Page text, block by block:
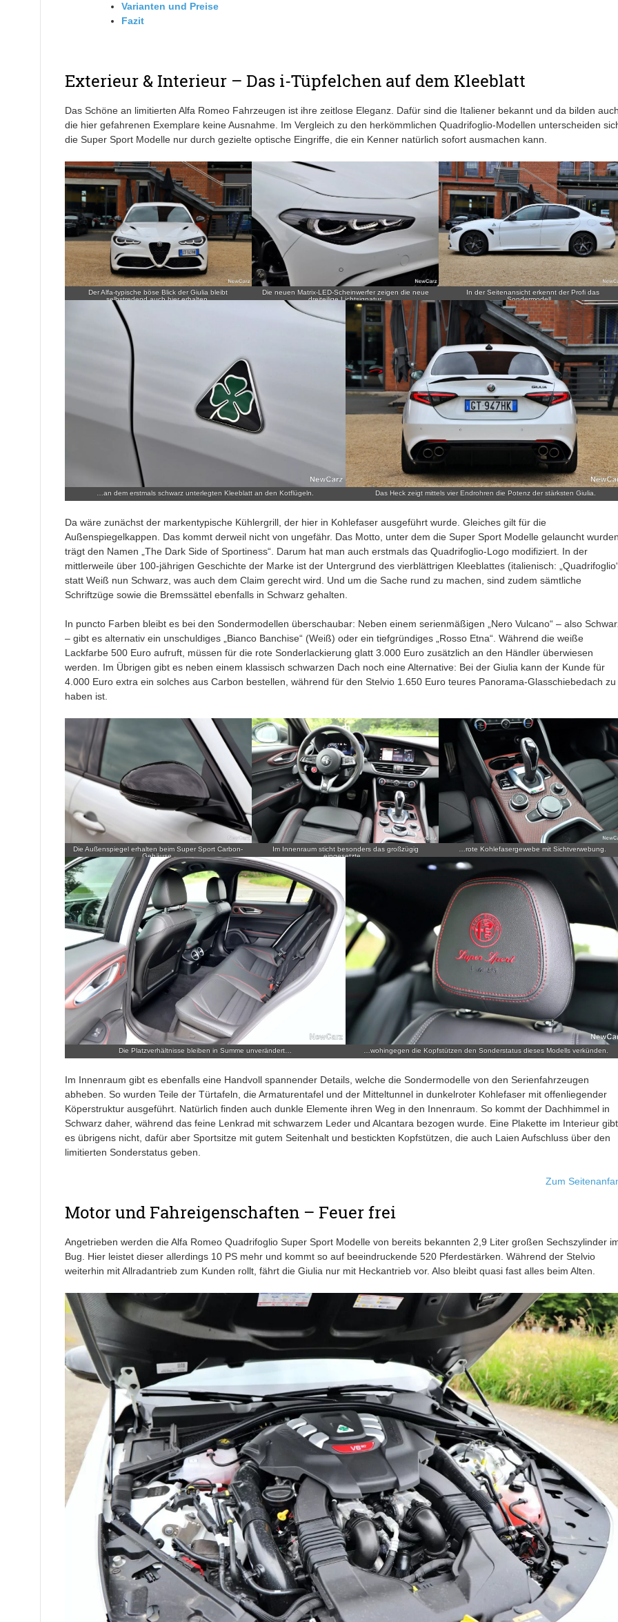
Varianten und Preise
Fazit
Exterieur & Interieur – Das i-Tüpfelchen auf dem Kleeblatt
Das Schöne an limitierten Alfa Romeo Fahrzeugen ist ihre zeitlose Eleganz. Dafür sind die Italiener bekannt und da bilden
die hier gefahrenen Exemplare keine Ausnahme. Im Vergleich zu den herkömmlichen Quadrifoglio-Modellen unterscheiden
die Super Sport Modelle nur durch gezielte optische Eingriffe, die ein Kenner natürlich sofort ausmachen kann.
Der Alfa-typische böse Blick der Giulia bleibt
selbstredend auch hier erhalten.
Die neuen Matrix-LED-Scheinwerfer zeigen die neue
dreiteilige Lichtsignatur.
In der Seitenansicht erkennt der Profi das
Sondermodell…
…an dem erstmals schwarz unterlegten Kleeblatt an den Kotflügeln. Das Heck zeigt mittels vier Endrohren die Potenz der stärksten Giulia.
Da wäre zunächst der markentypische Kühlergrill, der hier in Kohlefaser ausgeführt wurde. Gleiches gilt für die
Außenspiegelkappen. Das kommt derweil nicht von ungefähr. Das Motto, unter dem die Super Sport Modelle gelauncht
trägt den Namen „The Dark Side of Sportiness“. Darum hat man auch erstmals das Quadrifoglio-Logo modifiziert. In der
mittlerweile über 100-jährigen Geschichte der Marke ist der Untergrund des vierblättrigen Kleeblattes (italienisch:
statt Weiß nun Schwarz, was auch dem Claim gerecht wird. Und um die Sache rund zu machen, sind zudem sämtliche
Schriftzüge sowie die Bremssättel ebenfalls in Schwarz gehalten.
In puncto Farben bleibt es bei den Sondermodellen überschaubar: Neben einem serienmäßigen „Nero Vulcano“ – also
– gibt es alternativ ein unschuldiges „Bianco Banchise“ (Weiß) oder ein tiefgründiges „Rosso Etna“. Während die weiße
Lackfarbe 500 Euro aufruft, müssen für die rote Sonderlackierung glatt 3.000 Euro zusätzlich an den Händler überwiesen
werden. Im Übrigen gibt es neben einem klassisch schwarzen Dach noch eine Alternative: Bei der Giulia kann der Kunde für
4.000 Euro extra ein solches aus Carbon bestellen, während für den Stelvio 1.650 Euro teures Panorama-Glasschiebedach zu
haben ist.
Die Außenspiegel erhalten beim Super Sport Carbon-
Gehäuse.
Im Innenraum sticht besonders das großzügig
eingesetzte…
…rote Kohlefasergewebe mit Sichtverwebung.
Die Platzverhältnisse bleiben in Summe unverändert… …wohingegen die Kopfstützen den Sonderstatus dieses Modells verkünden.
Im Innenraum gibt es ebenfalls eine Handvoll spannender Details, welche die Sondermodelle von den Serienfahrzeugen
abheben. So wurden Teile der Türtafeln, die Armaturentafel und der Mitteltunnel in dunkelroter Kohlefaser mit offenliegender
Köperstruktur ausgeführt. Natürlich finden auch dunkle Elemente ihren Weg in den Innenraum. So kommt der Dachhimmel in
Schwarz daher, während das feine Lenkrad mit schwarzem Leder und Alcantara bezogen wurde. Eine Plakette im Interieur gibt
es übrigens nicht, dafür aber Sportsitze mit gutem Seitenhalt und bestickten Kopfstützen, die auch Laien Aufschluss über den
limitierten Sonderstatus geben.
Zum
Motor und Fahreigenschaften – Feuer frei
Angetrieben werden die Alfa Romeo Quadrifoglio Super Sport Modelle von bereits bekannten 2,9 Liter großen Sechszylinder
Bug. Hier leistet dieser allerdings 10 PS mehr und kommt so auf beeindruckende 520 Pferdestärken. Während der Stelvio
weiterhin mit Allradantrieb zum Kunden rollt, fährt die Giulia nur mit Heckantrieb vor. Also bleibt quasi fast alles beim Alten.